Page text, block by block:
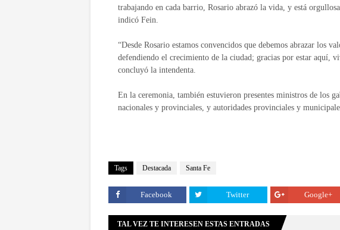
trabajando en cada barrio, Rosario abrazó la vida, y está
indicó Fein.
“Desde Rosario estamos convencidos que debemos abrazar los
defendiendo el crecimiento de la ciudad; gracias por estar aquí,
concluyó la intendenta.
En la ceremonia, también estuvieron presentes ministros de los
nacionales y provinciales, y autoridades provinciales y
Tags Destacada Santa Fe
Facebook Twitter Google+
TAL VEZ TE INTERESEN ESTAS ENTRADAS